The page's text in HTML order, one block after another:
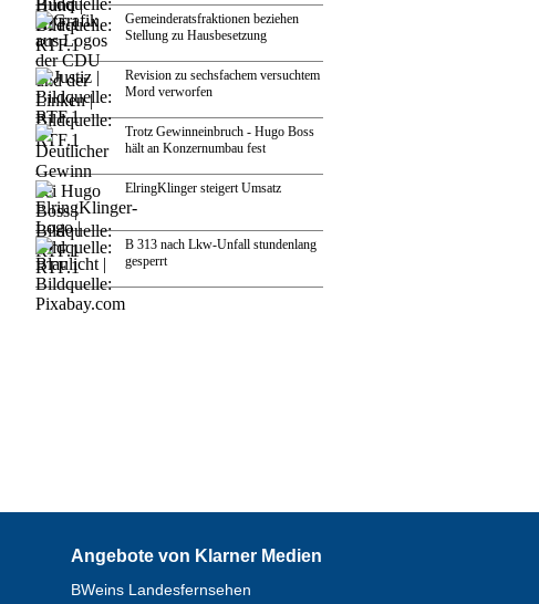
Gemeinderatsfraktionen beziehen
Stellung zu Hausbesetzung
Revision zu sechsfachem versuchtem
Mord verworfen
Trotz Gewinneinbruch - Hugo Boss
hält an Konzernumbau fest
ElringKlinger steigert Umsatz
B 313 nach Lkw-Unfall stundenlang
gesperrt
Angebote von Klarner Medien
BWeins Landesfernsehen